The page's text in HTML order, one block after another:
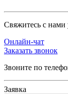
Cвяжитесь с
Онлайн-чат
Заказать звонок
Звоните по
Заявка